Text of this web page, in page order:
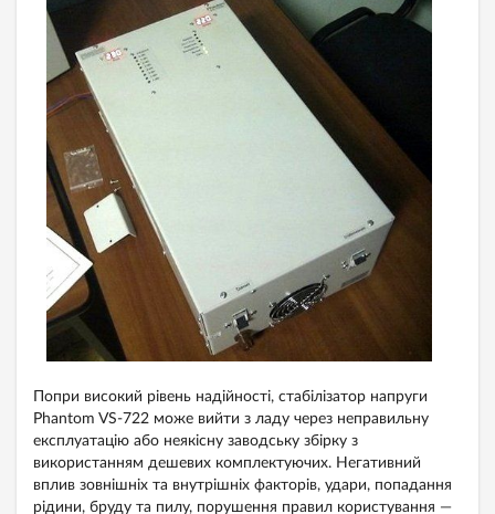
Попри високий рівень надійності, стабілізатор напруги
Phantom VS-722 може вийти з ладу через неправильну
експлуатацію або неякісну заводську збірку з
використанням дешевих комплектуючих. Негативний
вплив зовнішніх та внутрішніх факторів, удари, попадання
рідини, бруду та пилу, порушення правил користування —